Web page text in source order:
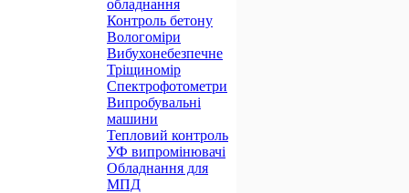
обладнання
Контроль бетону
Вологоміри
Вибухонебезпечне
Тріщиномір
Спектрофотометри
Випробувальні
машини
Тепловий контроль
УФ випромінювачі
Обладнання для
МПД